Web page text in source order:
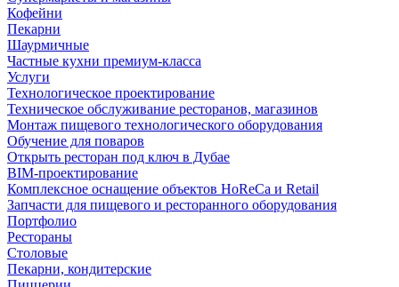
Кофейни
Пекарни
Шаурмичные
Частные кухни премиум-класса
Услуги
Технологическое проектирование
Техническое обслуживание ресторанов, магазинов
Монтаж пищевого технологического оборудования
Обучение для поваров
Открыть ресторан под ключ в Дубае
BIM-проектирование
Комплексное оснащение объектов HoReCa и Retail
Запчасти для пищевого и ресторанного оборудования
Портфолио
Рестораны
Столовые
Пекарни, кондитерские